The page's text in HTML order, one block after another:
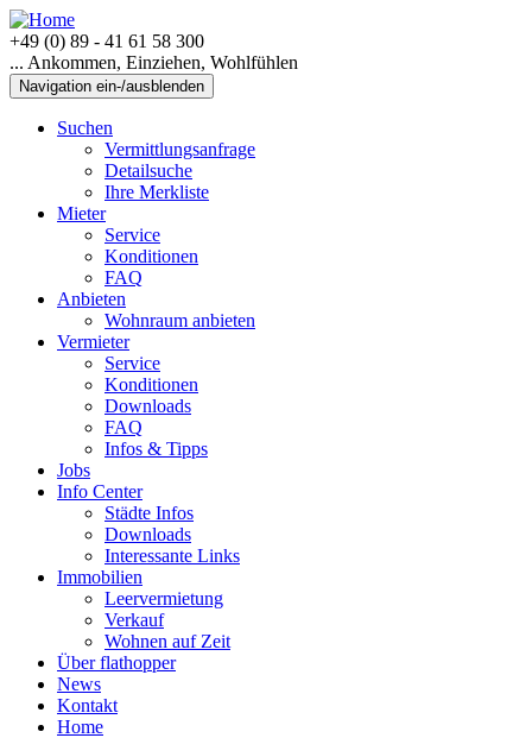
+49 (0) 89 - 41 61 58 300
... Ankommen, Einziehen, Wohlfühlen
Navigation ein-/ausblenden
Suchen
Vermittlungsanfrage
Detailsuche
Ihre Merkliste
Mieter
Service
Konditionen
FAQ
Anbieten
Wohnraum anbieten
Vermieter
Service
Konditionen
Downloads
FAQ
Infos & Tipps
Jobs
Info Center
Städte Infos
Downloads
Interessante Links
Immobilien
Leervermietung
Verkauf
Wohnen auf Zeit
Über flathopper
News
Kontakt
Home